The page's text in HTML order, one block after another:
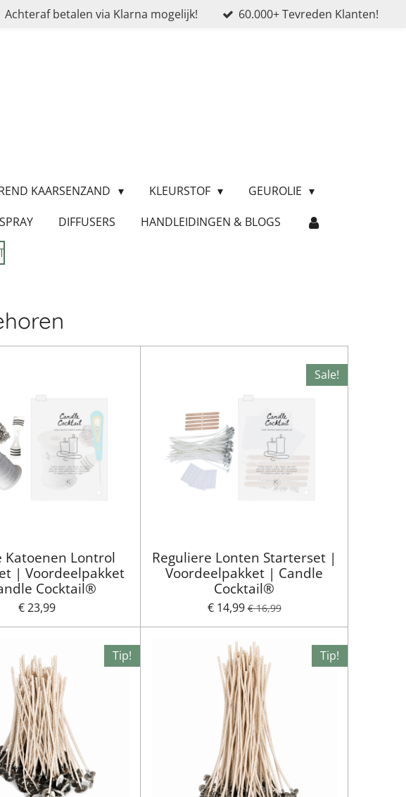
Achteraf betalen via Klarna mogelijk! 60.000+ Tevreden Klanten!
KAARSENZAND KLEURSTOF
GEUROLIE
DIFFUSERS
HANDLEIDINGEN & BLOGS
Katoenen Lontrol
| Voordeelpakket
Cocktail®
€ 23,99
Sale!
Reguliere Lonten Starterset |
Voordeelpakket | Candle
Cocktail®
€ 14,99 € 16,99
Tip! Tip!